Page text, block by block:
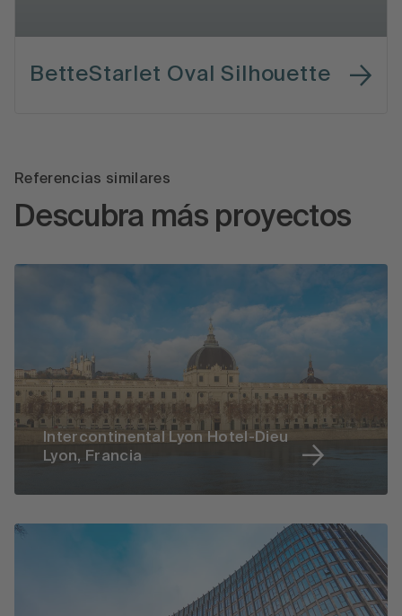
BetteStarlet Oval Silhouette
Referencias similares
Descubra más proyectos
Intercontinental Lyon Hotel-Dieu
Lyon, Francia